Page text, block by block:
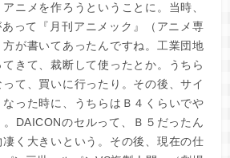
ニメを作ろうということに。当時、
って『月刊アニメック』（アニメ専
が書いてあったんですね。工業団地
きて、裁断して使ったとか。うちら
て、買いに行ったり。その後、サイ
った時に、うちらはＢ４くらいでや
DAICONのセルって、Ｂ５だったん
く大きいという。その後、現在の仕